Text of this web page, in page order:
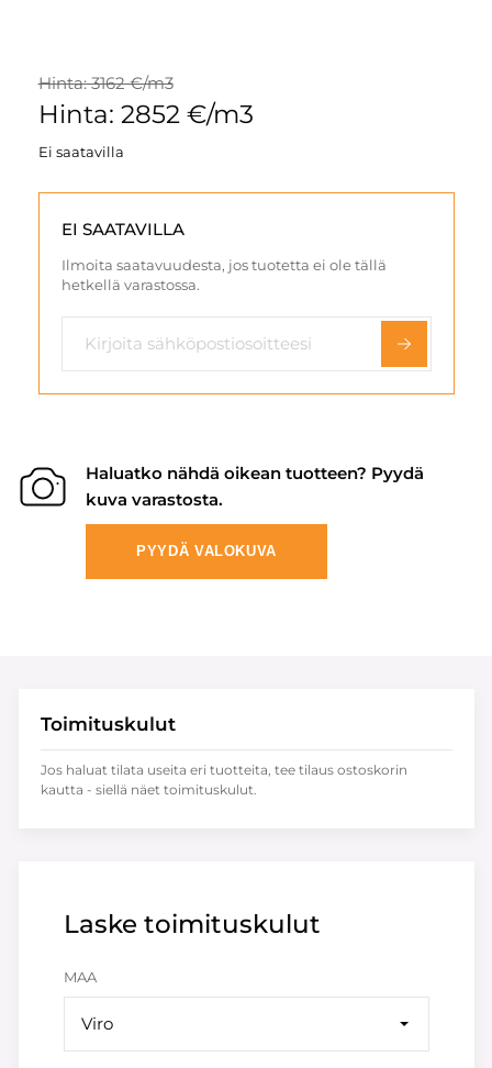
Hinta: 3162 €/m3
Hinta: 2852 €/m3
Ei saatavilla
EI SAATAVILLA
Ilmoita saatavuudesta, jos tuotetta ei ole tällä
hetkellä varastossa.
Haluatko nähdä oikean tuotteen? Pyydä
kuva varastosta.
PYYDÄ VALOKUVA
Laske toimituskulut
MAA
Viro
Toimituskulut
Jos haluat tilata useita eri tuotteita, tee tilaus ostoskorin
kautta - siellä näet toimituskulut.